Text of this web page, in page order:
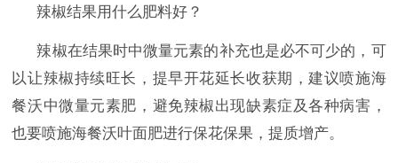
辣椒结果用什么肥料好？
辣椒在结果时中微量元素的补充也是必不可少的，可
以让辣椒持续旺长，提早开花延长收获期，建议喷施海
餐沃中微量元素肥，避免辣椒出现缺素症及各种病害，
也要喷施海餐沃叶面肥进行保花保果，提质增产。